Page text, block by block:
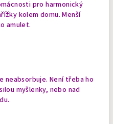
pro harmonický
kolem domu.Menší
amulet.
neabsorbuje. Není třeba ho
myšlenky, nebo nad